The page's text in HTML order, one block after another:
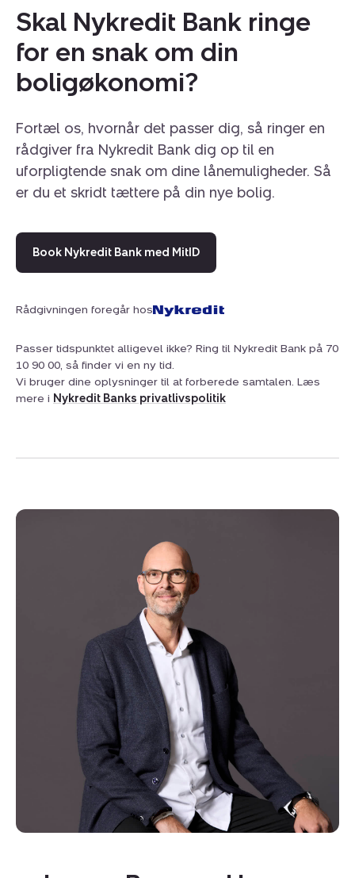
Skal Nykredit Bank ringe
for en snak om din
boligøkonomi?
Fortæl os, hvornår det passer dig, så ringer en
rådgiver fra Nykredit Bank dig op til en
uforpligtende snak om dine lånemuligheder. Så
er du et skridt tættere på din nye bolig.
Book Nykredit Bank med MitID
Rådgivningen foregår hos
Passer tidspunktet alligevel ikke? Ring til Nykredit Bank på 70
10 90 00, så finder vi en ny tid.
Vi bruger dine oplysninger til at forberede samtalen. Læs
mere i Nykredit Banks privatlivspolitik